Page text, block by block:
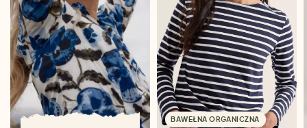
BAWEŁNA ORGANICZNA